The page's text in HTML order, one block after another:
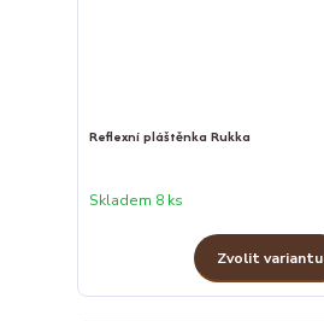
Reflexní pláštěnka Rukka
Skladem 8 ks
Zvolit variantu